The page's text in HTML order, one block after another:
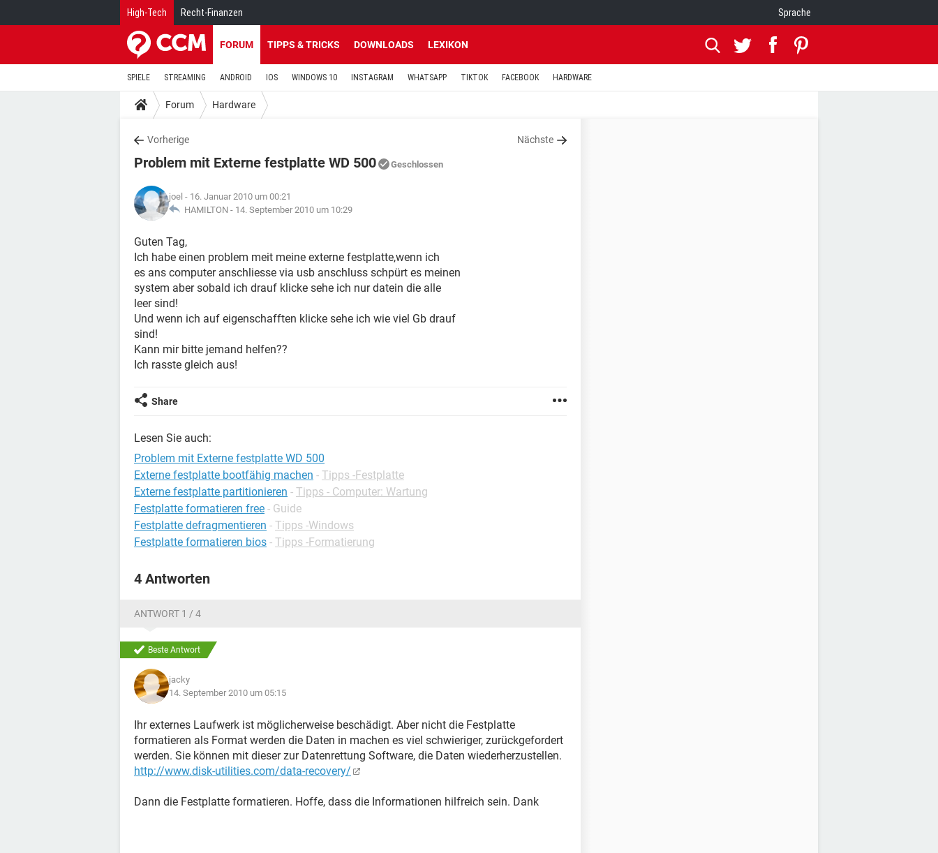
High-Tech Recht-Finanzen Sprache
FORUM TIPPS & TRICKS DOWNLOADS LEXIKON
SPIELE STREAMING ANDROID IOS WINDOWS 10 INSTAGRAM WHATSAPP TIKTOK FACEBOOK HARDWARE
Forum Hardware
Vorherige Nächste
Problem mit Externe festplatte WD 500 Geschlossen
joel - 16. Januar 2010 um 00:21
HAMILTON - 14. September 2010 um 10:29
Guten Tag,
Ich habe einen problem meit meine externe festplatte,wenn ich
es ans computer anschliesse via usb anschluss schpürt es meinen
system aber sobald ich drauf klicke sehe ich nur datein die alle
leer sind!
Und wenn ich auf eigenschafften klicke sehe ich wie viel Gb drauf
sind!
Kann mir bitte jemand helfen??
Ich rasste gleich aus!
Share
Lesen Sie auch:
Problem mit Externe festplatte WD 500
Externe festplatte bootfähig machen - Tipps -Festplatte
Externe festplatte partitionieren - Tipps - Computer: Wartung
Festplatte formatieren free - Guide
Festplatte defragmentieren - Tipps -Windows
Festplatte formatieren bios - Tipps -Formatierung
4 Antworten
ANTWORT 1 / 4
Beste Antwort
jacky
14. September 2010 um 05:15
Ihr externes Laufwerk ist möglicherweise beschädigt. Aber nicht die Festplatte
formatieren als Format werden die Daten in machen es viel schwieriger, zurückgefordert
werden. Sie können mit dieser zur Datenrettung Software, die Daten wiederherzustellen.
http://www.disk-utilities.com/data-recovery/
Dann die Festplatte formatieren. Hoffe, dass die Informationen hilfreich sein. Dank